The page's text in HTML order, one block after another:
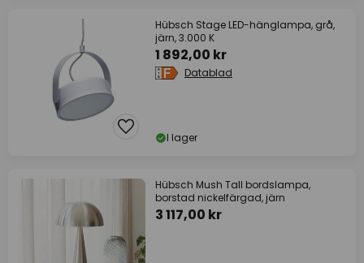
Hübsch Stage LED-hänglampa, grå,
järn, 3.000 K
1 892,00 kr
Datablad
I lager
Hübsch Mush Tall bordslampa,
borstad nickelfärgad, järn
3 117,00 kr